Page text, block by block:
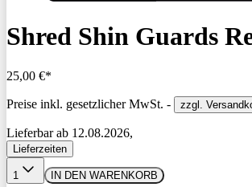
Shred Shin Guards
25,00 €*
Preise inkl. gesetzlicher MwSt. - zzgl.
Lieferbar ab 12.08.2026,
Lieferzeiten
1 IN DEN WARENKORB